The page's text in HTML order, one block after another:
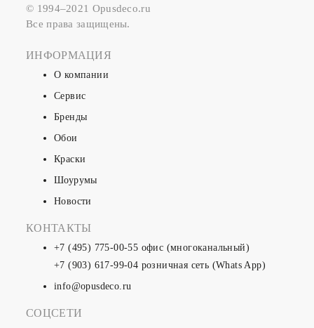
© 1994–2021 Opusdeco.ru
Все права защищены.
ИНФОРМАЦИЯ
О компании
Сервис
Бренды
Обои
Краски
Шоурумы
Новости
КОНТАКТЫ
+7 (495) 775-00-55 офис (многоканальный)
+7 (903) 617-99-04 розничная сеть (Whats App)
info@opusdeco.ru
СОЦСЕТИ